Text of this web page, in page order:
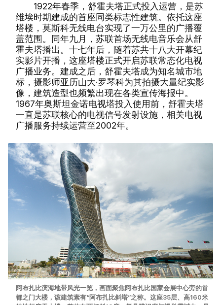
1922年春季，舒霍夫塔正式投入运营，是苏
维埃时期建成的首座同类标志性建筑。依托这座
塔楼，莫斯科无线电台实现了一万公里的广播覆
盖范围。同年九月，苏联首场无线电音乐会从舒
霍夫塔播出。十七年后，随着苏共十八大开幕纪
实影片开播，这座塔楼正式开启苏联常态化电视
广播业务。建成之后，舒霍夫塔成为知名城市地
标，摄影师亚历山大·罗琴科为其拍摄大量纪实影
像，建筑造型也频繁出现在各类宣传海报中。
1967年奥斯坦金诺电视塔投入使用前，舒霍夫塔
一直是苏联核心的电视信号发射设施，相关电视
广播服务持续运营至2002年。
阿布扎比滨海地带风光一览，画面聚焦阿布扎比国家会展中心旁的首
都之门大楼，该建筑素有“阿布扎比斜塔”之称。这座35层、高160米